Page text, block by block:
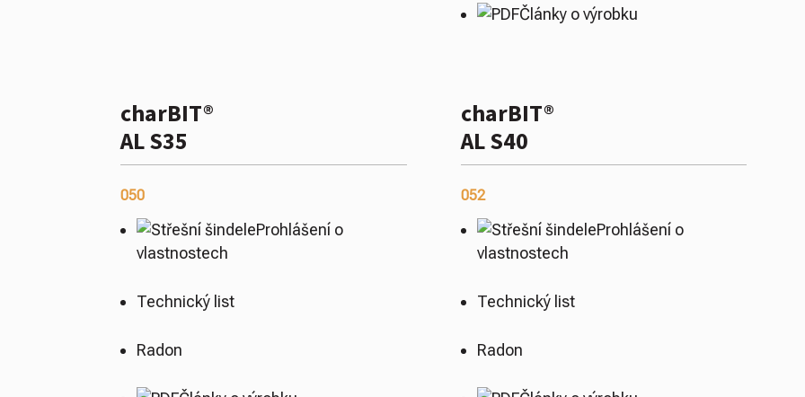
Články o výrobku
charBIT®
AL S35
050
Prohlášení o
vlastnostech
Technický list
Radon
charBIT®
AL S40
052
Prohlášení o
vlastnostech
Technický list
Radon